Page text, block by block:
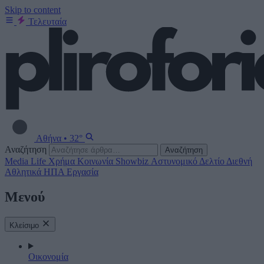
Skip to content
Τελευταία
Αθήνα • 32°
Αναζήτηση
Αναζήτηση
Media Life Χρήμα Κοινωνία Showbiz Αστυνομικό Δελτίο Διεθνή
Αθλητικά ΗΠΑ Εργασία
Μενού
Κλείσιμο
Οικονομία